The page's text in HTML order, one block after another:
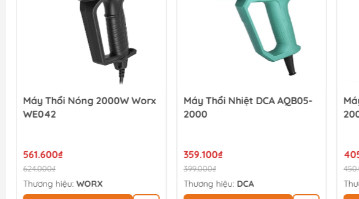
Máy Thổi Nóng 2000W Worx
WE042
561.600₫
624.000₫
Thương hiệu:WORX
Máy Thổi Nhiệt DCA AQB05-
2000
359.100₫
399.000₫
Thương hiệu: DCA